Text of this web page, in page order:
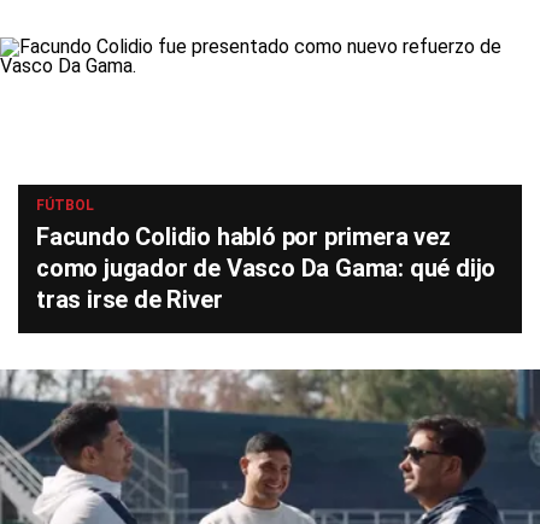
FÚTBOL
Facundo Colidio habló por primera vez
como jugador de Vasco Da Gama: qué dijo
tras irse de River